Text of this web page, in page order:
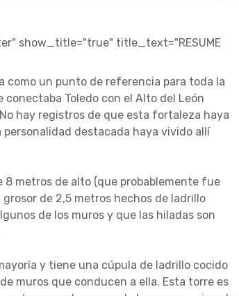
show_title="true" title_text="RESUME
como un punto de referencia para toda la
Toledo con el Alto del León
hay registros de que esta fortaleza haya
destacada haya vivido allí
8 metros de alto (que probablemente fue
de 2,5 metros hechos de ladrillo
de los muros y que las hiladas son
y tiene una cúpula de ladrillo cocido
muros que conducen a ella. Esta torre es